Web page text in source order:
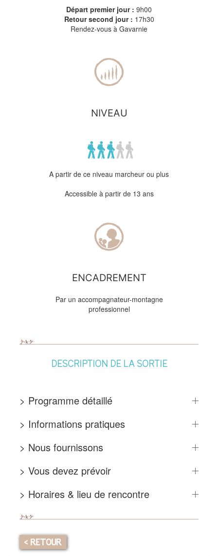
Départ premier jour : 9h00
Retour second jour : 17h30
Rendez-vous à Gavarnie
NIVEAU
A partir de ce niveau marcheur ou plus
Accessible à partir de 13 ans
ENCADREMENT
Par un accompagnateur-montagne
professionnel
DESCRIPTION DE LA SORTIE
> Programme détaillé
> Informations pratiques
> Nous fournissons
> Vous devez prévoir
> Horaires & lieu de rencontre
< RETOUR